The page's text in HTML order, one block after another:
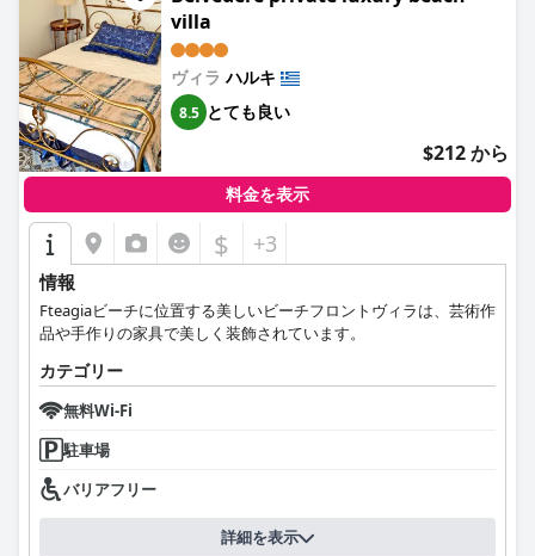
villa
ヴィラハルキ
8.5 とても良い
$212 から
料金を表示
$ +3
情報
Fteagiaビーチに位置する美しいビーチフロントヴィラは、芸術作
品や手作りの家具で美しく装飾されています。
カテゴリー
無料Wi-Fi
駐車場
バリアフリー
詳細を表示